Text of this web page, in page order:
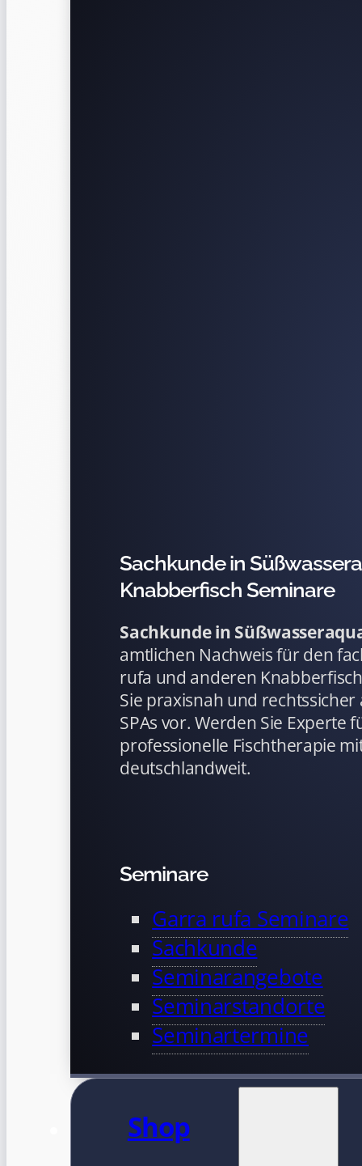
Sachkunde in
Knabberfisch Seminare
Sachkunde in
amtlichen Nachweis für den
rufa und anderen
Sie praxisnah und
SPAs vor. Werden Sie Experte
professionelle Fischtherapie
deutschlandweit.
Seminare
Garra rufa Seminare
Sachkunde
Seminarangebote
Seminarstandorte
Seminartermine
Shop